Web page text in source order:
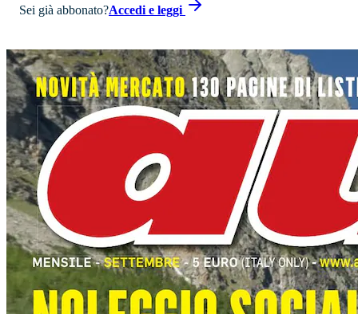
Sei già abbonato?Accedi e leggi